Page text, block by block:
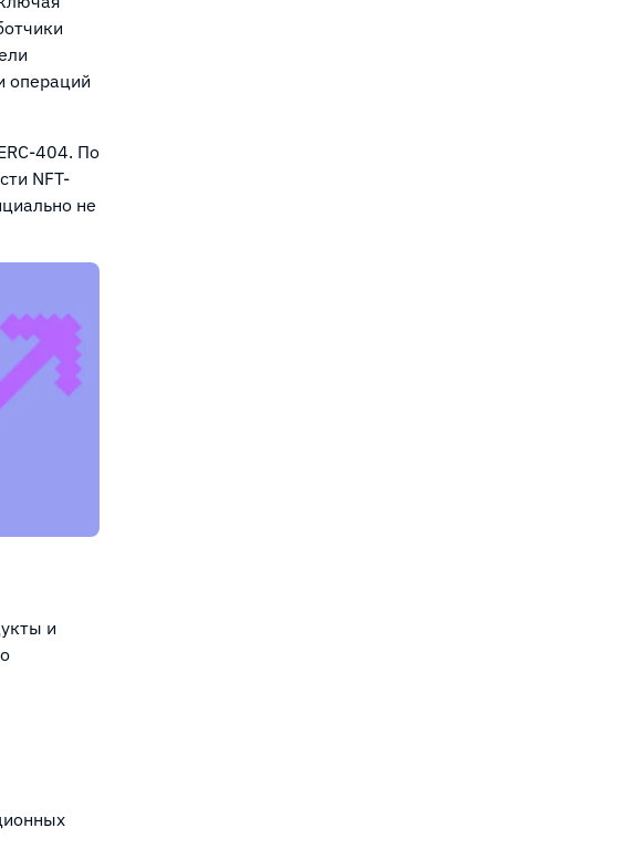
операций
404. По
NFT-
не
и